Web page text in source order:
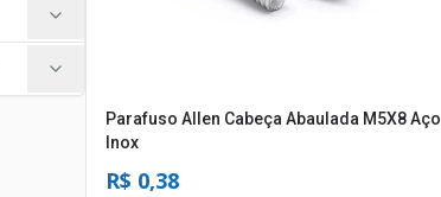
Parafuso Allen Cabeça Abaulada M5X8 Aço
Inox
R$ 0,38